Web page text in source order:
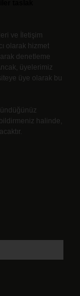
ve İletişim
olarak hizmet
denetleme
üyelerimiz
üye olarak bu
halinde,